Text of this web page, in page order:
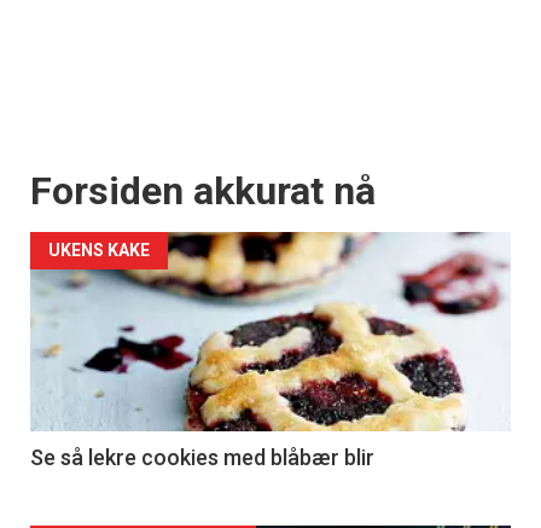
Forsiden akkurat nå
UKENS KAKE
Se så lekre cookies med blåbær blir